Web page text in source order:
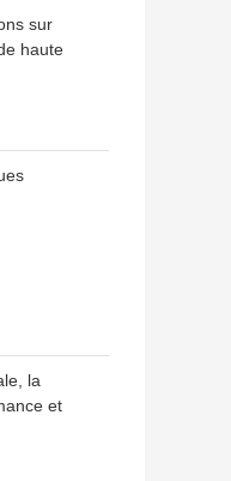
sur
haute
la
et